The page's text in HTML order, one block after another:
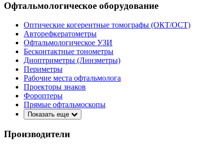
Офтальмологическое оборудование
Оптические когерентные томографы (ОКТ/ОСТ)
Авторефкератометры
Офтальмологическое УЗИ
Бесконтактные тонометры
Диоптриметры (Линзметры)
Периметры
Рабочие места офтальмолога
Проекторы знаков
Фороптеры
Прямые офтальмоскопы
Показать еще
Производители